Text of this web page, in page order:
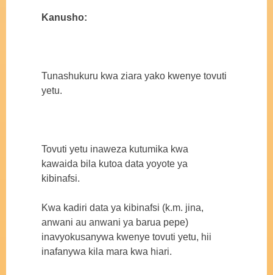
Kanusho:
Tunashukuru kwa ziara yako kwenye tovuti
yetu.
Tovuti yetu inaweza kutumika kwa
kawaida bila kutoa data yoyote ya
kibinafsi.
Kwa kadiri data ya kibinafsi (k.m. jina,
anwani au anwani ya barua pepe)
inavyokusanywa kwenye tovuti yetu, hii
inafanywa kila mara kwa hiari.